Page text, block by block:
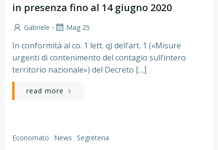
in presenza fino al 14 giugno 2020
Gabriele - Mag 25
In conformità al co. 1 lett. q) dell’art. 1 («Misure
urgenti di contenimento del contagio sull’intero
territorio nazionale») del Decreto […]
read more
Economato News Segreteria